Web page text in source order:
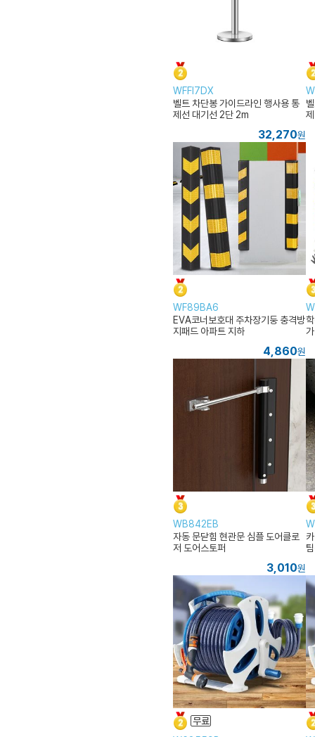
WFFI7DX
벨트 차단봉 가이드라인 행사용 통
제선 대기선 2단 2m
32,270원
WF89BA6
EVA코너보호대 주차장기둥 충격방
지패드 아파트 지하
4,860원
WB842EB
자동 문닫힘 현관문 심플 도어클로
저 도어스토퍼
3,010원